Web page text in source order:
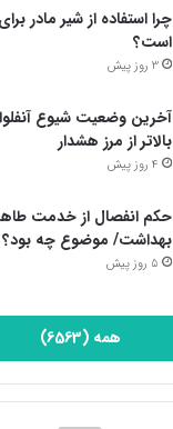
چرا استفاده از شیر مادر
است؟
3 روز پیش
بالاتر از مرز هشدار
4 روز پیش
حکم انفصال از خدمت
بهداشت/ موضوع چه بود؟
5 روز پیش
همه (6563)